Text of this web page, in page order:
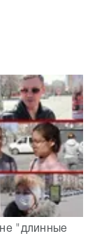
"длинные